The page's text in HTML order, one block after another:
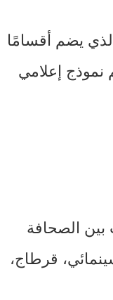
يضم أقسامًا
نموذج إعلامي
الصحافة
قرطاج،